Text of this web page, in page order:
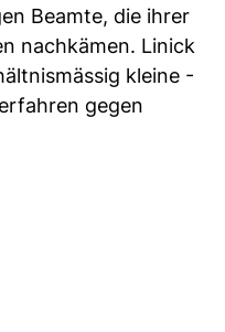
Beamte, die ihrer
nachkämen. Linick
kleine -
gegen